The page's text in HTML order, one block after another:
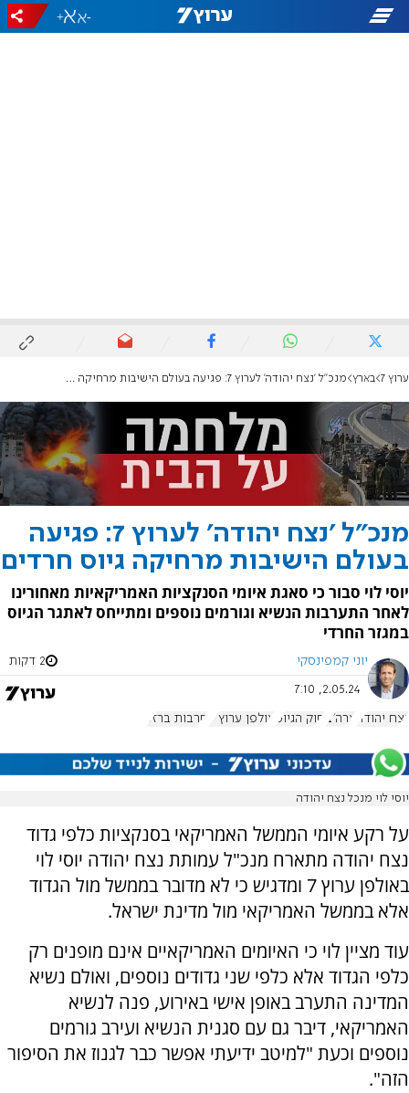
-
+
ערוץ 7 בארץ מנכ"ל 'נצח יהודה' לערוץ 7: פגיעה בעולם הישיבות מרחיקה גיוס חרדים
מנכ"ל 'נצח יהודה' לערוץ 7: פגיעה
בעולם הישיבות מרחיקה גיוס חרדים
יוסי לוי סבור כי סאגת איומי הסנקציות האמריקאיות מאחורינו
לאחר התערבות הנשיא וגורמים נוספים ומתייחס לאתגר הגיוס
במגזר החרדי
יוני קמפינסקי 2 דקות
2.05.24, 7:10
נצח יהודה ארה"ב חוק הגיוס אולפן ערוץ 7 חרבות ברזל
יוסי לוי מנכל נצח יהודה
על רקע איומי הממשל האמריקאי בסנקציות כלפי גדוד
נצח יהודה מתארח מנכ"ל עמותת נצח יהודה יוסי לוי
באולפן ערוץ 7 ומדגיש כי לא מדובר בממשל מול הגדוד
אלא בממשל האמריקאי מול מדינת ישראל.
עוד מציין לוי כי האיומים האמריקאיים אינם מופנים רק
כלפי הגדוד אלא כלפי שני גדודים נוספים, ואולם נשיא
המדינה התערב באופן אישי באירוע, פנה לנשיא
האמריקאי, דיבר גם עם סגנית הנשיא ועירב גורמים
נוספים וכעת "למיטב ידיעתי אפשר כבר לגנוז את הסיפור
הזה".